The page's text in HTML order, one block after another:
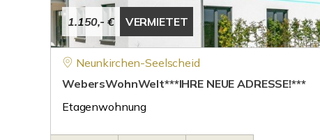
1.150,- € VERMIETET
Neunkirchen-Seelscheid
WebersWohnWelt***IHRE NEUE ADRESSE!***
Etagenwohnung